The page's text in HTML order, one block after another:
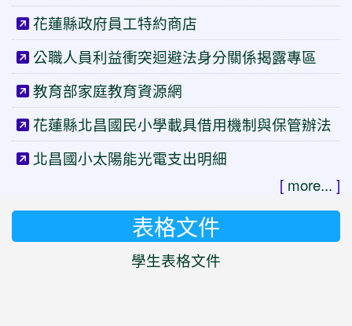
花蓮縣政府員工特約商店
公職人員利益衝突迴避法身分關係揭露專區
教育部家庭教育資源網
花蓮縣北昌國民小學載具借用機制與保管辦法
北昌國小太陽能光電支出明細
[ more... ]
表格文件
學生表格文件